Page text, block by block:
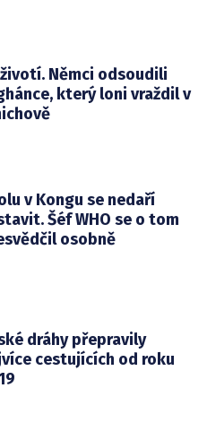
Němci odsoudili
který loni vraždil v
v Kongu se nedaří
Šéf WHO se o tom
osobně
dráhy přepravily
cestujících od roku